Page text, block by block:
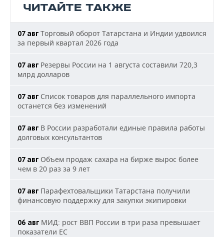
ЧИТАЙТЕ ТАКЖЕ
07 авг Торговый оборот Татарстана и Индии удвоился
за первый квартал 2026 года
07 авг Резервы России на 1 августа составили 720,3
млрд долларов
07 авг Список товаров для параллельного импорта
останется без изменений
07 авг В России разработали единые правила работы
долговых консультантов
07 авг Объем продаж сахара на бирже вырос более
чем в 20 раз за 9 лет
07 авг Парафехтовальщики Татарстана получили
финансовую поддержку для закупки экипировки
06 авг МИД: рост ВВП России в три раза превышает
показатели ЕС